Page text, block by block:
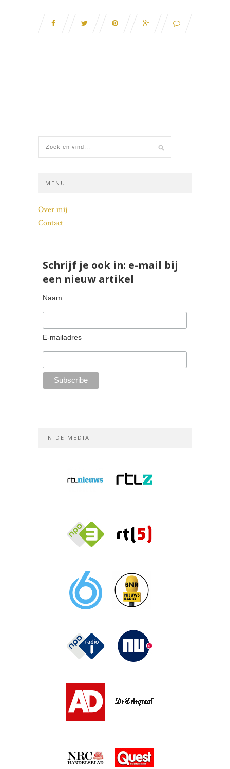
MENU
Over mij
Contact
Schrijf je ook in: e-mail bij
een nieuw artikel
Naam
E-mailadres
IN DE MEDIA